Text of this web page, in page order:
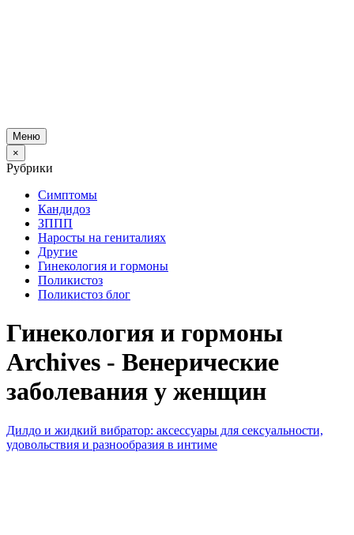
Меню
×
Рубрики
Симптомы
Кандидоз
ЗППП
Наросты на гениталиях
Другие
Гинекология и гормоны
Поликистоз
Поликистоз блог
Гинекология и гормоны
Archives - Венерические
заболевания у женщин
Дилдо и жидкий вибратор: аксессуары для сексуальности,
удовольствия и разнообразия в интиме